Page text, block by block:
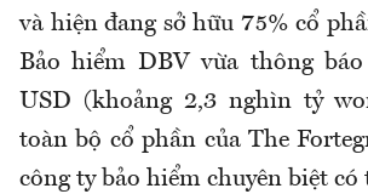
và hiện đang sở hữu 75% cổ
Bảo hiểm DBV vừa thông
USD (khoảng 2,3 nghìn tỷ
toàn bộ cổ phần của The
công ty bảo hiểm chuyên biệt có